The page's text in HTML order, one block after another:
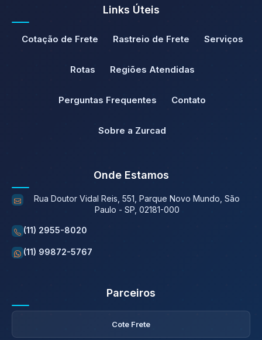
Links Úteis
Cotação de Frete Rastreio de Frete Serviços
Rotas Regiões Atendidas
Perguntas Frequentes Contato
Sobre a Zurcad
Onde Estamos
Rua Doutor Vidal Reis, 551, Parque Novo Mundo, São
Paulo - SP, 02181-000
(11) 2955-8020
(11) 99872-5767
Parceiros
Cote Frete